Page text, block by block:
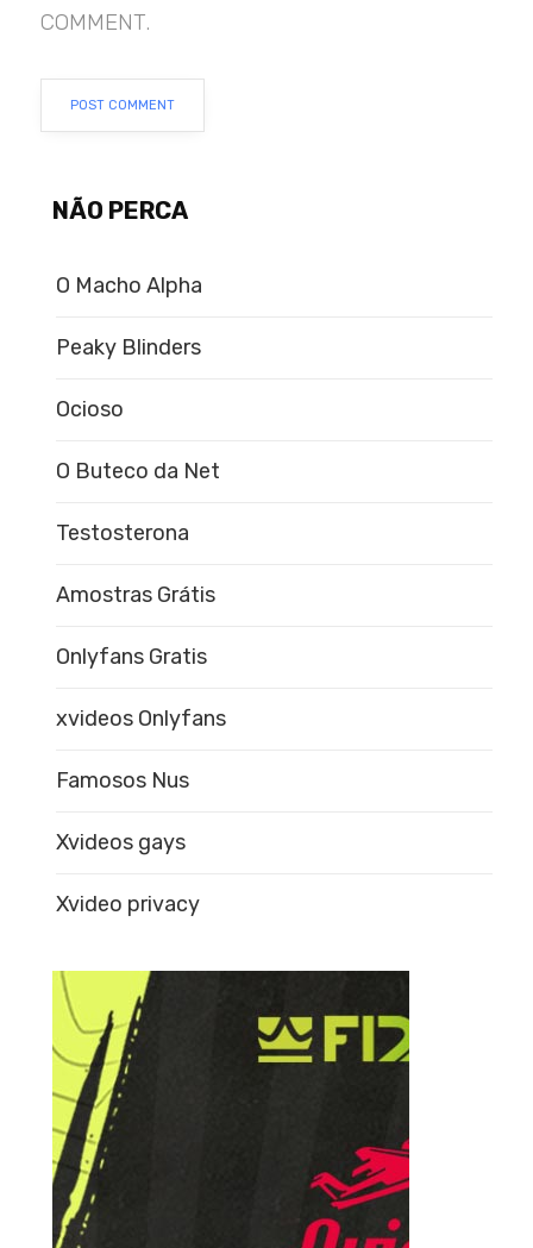
COMMENT.
NÃO PERCA
O Macho Alpha
Peaky Blinders
Ocioso
O Buteco da Net
Testosterona
Amostras Grátis
Onlyfans Gratis
xvideos Onlyfans
Famosos Nus
Xvideos gays
Xvideo privacy